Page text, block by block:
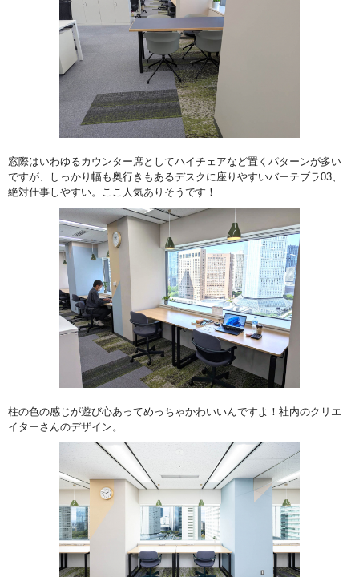
窓際はいわゆるカウンター席としてハイチェアなど置くパターンが多い
ですが、しっかり幅も奥行きもあるデスクに座りやすいバーテブラ03、
絶対仕事しやすい。ここ人気ありそうです！
柱の色の感じが遊び心あってめっちゃかわいいんですよ！社内のクリエ
イターさんのデザイン。